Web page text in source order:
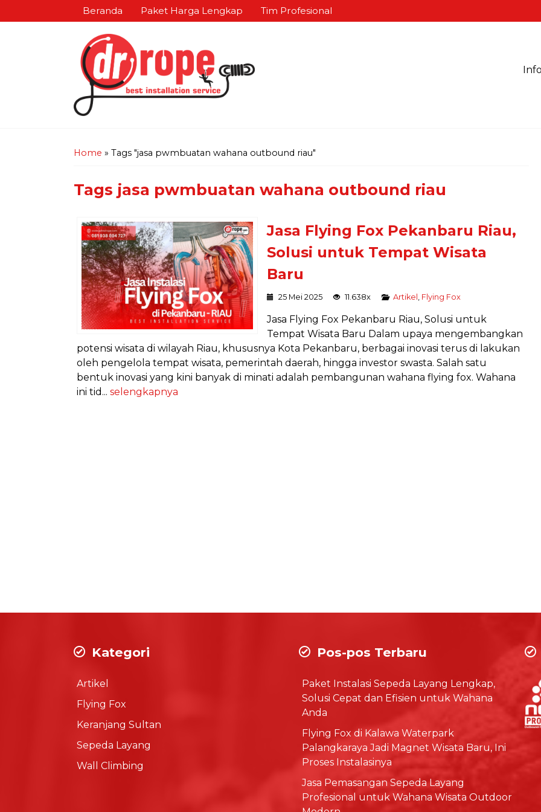
Beranda Paket Harga Lengkap Tim Profesional
Home » Tags "jasa pwmbuatan wahana outbound riau"
Tags jasa pwmbuatan wahana outbound riau
Jasa Flying Fox Pekanbaru Riau,
Solusi untuk Tempat Wisata
Baru
25 Mei 2025 11.638x Artikel Flying Fox
Jasa Flying Fox Pekanbaru Riau, Solusi untuk
Tempat Wisata Baru Dalam upaya mengembangkan
potensi wisata di wilayah Riau, khususnya Kota Pekanbaru, berbagai inovasi terus di lakukan
oleh pengelola tempat wisata, pemerintah daerah, hingga investor swasta. Salah satu
bentuk inovasi yang kini banyak di minati adalah pembangunan wahana flying fox. Wahana
ini tid... selengkapnya
Kategori
Artikel
Flying Fox
Keranjang Sultan
Sepeda Layang
Wall Climbing
Pos-pos Terbaru
Paket Instalasi Sepeda Layang Lengkap,
Solusi Cepat dan Efisien untuk Wahana
Anda
Flying Fox di Kalawa Waterpark
Palangkaraya Jadi Magnet Wisata Baru, Ini
Proses Instalasinya
Jasa Pemasangan Sepeda Layang
Profesional untuk Wahana Wisata Outdoor